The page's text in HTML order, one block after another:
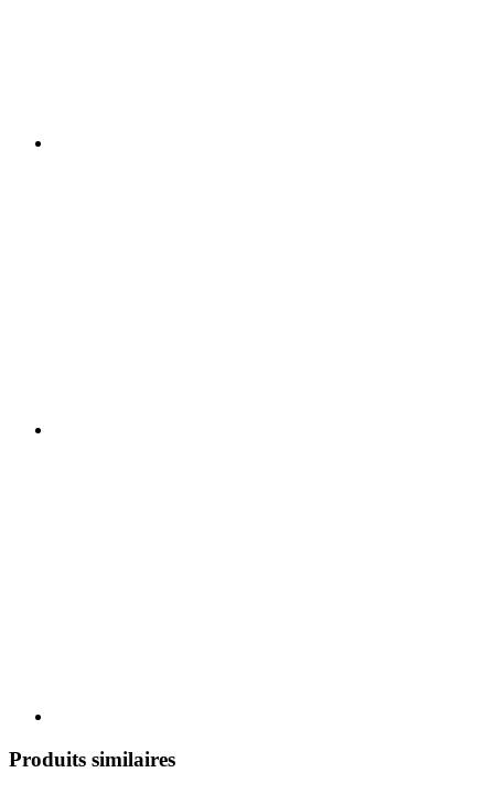
Produits similaires